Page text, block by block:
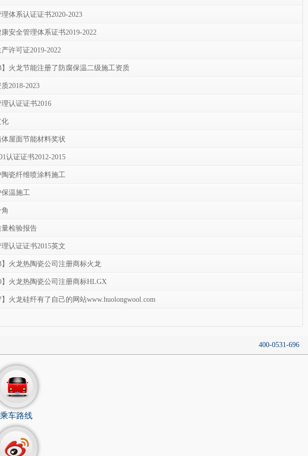
体系认证证书2020-2023
安全管理体系证书2019-2022
许可证2019-2022
】火龙节能注册了防腐保温二级施工资质
2018-2023
认证证书2016
化
屋面节能材料奖状
认证证书2012-2015
瓷纤维喷涂料施工
保温施工
量检验报告
认证证书2015英文
】火龙热陶瓷公司注册商标火龙
】火龙热陶瓷公司注册商标HLGX
】火龙硅纤有了自己的网站www.huolongwool.com
400-0531-696
乘车路线